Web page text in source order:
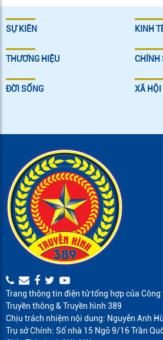
SỰ KIÊN KINH
THƯƠNG HIỆU CHÍNH
ĐỜI SỐNG XÃ HỘI
Trang thông tin điện tử tổng hợp của
Truyền thông & Truyền hình 389
Chịu trách nhiệm nội dung: Nguyễn Anh
Trụ sở Chính: Số nhà 15 Ngõ 9/16 Trần